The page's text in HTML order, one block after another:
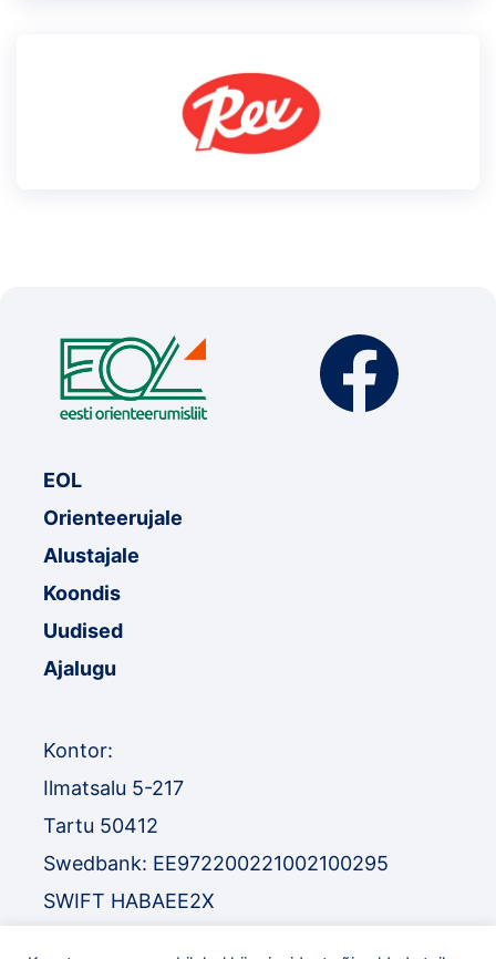
EOL
Orienteerujale
Alustajale
Koondis
Uudised
Ajalugu
Kontor:
Ilmatsalu 5-217
Tartu 50412
Swedbank: EE972200221002100295
SWIFT HABAEE2X